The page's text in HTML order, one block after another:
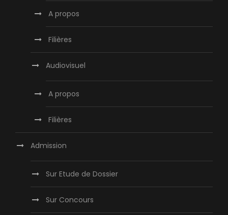
A propos
Filières
Audiovisuel
A propos
Filières
Admission
Sur Etude de Dossier
Sur Concours